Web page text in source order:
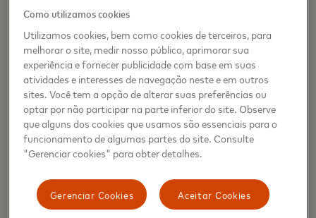
da Mastercard e diretor do Mastercard Economics
Institute. “Mas vemos oportunidades mais
brilhantes pela frente. A mudança para o digital
abriu as portas para o lado bom da pandemia: um
ressurgimento do empreendedorismo e da
inovação“.
Apoiar os proprietários de pequenas empresas é
uma prioridade contínua para a Mastercard, que se
empresas e 25 milhões de empresárias para a
economia digital até 2025. O currículo doDigital
Como utilizamos cookies
Utilizamos cookies, bem como cookies de terceiros, para
melhorar o site, medir nosso público, aprimorar sua
experiência e fornecer publicidade com base em suas
atividades e interesses de navegação neste e em outros
sites. Você tem a opção de alterar suas preferências ou
optar por não participar na parte inferior do site. Observe
que alguns dos cookies que usamos são essenciais para o
funcionamento de algumas partes do site. Consulte
"Gerenciar cookies" para obter detalhes.
Aceitar Cookies
Gerenciar Cookies